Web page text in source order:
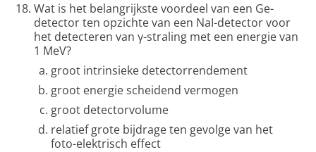
Wat is het belangrijkste voordeel van een Ge-
detector ten opzichte van een NaI-detector voor
het detecteren van γ-straling met een energie van
1 MeV?
groot intrinsieke detectorrendement
groot energie scheidend vermogen
groot detectorvolume
relatief grote bijdrage ten gevolge van het
foto-elektrisch effect